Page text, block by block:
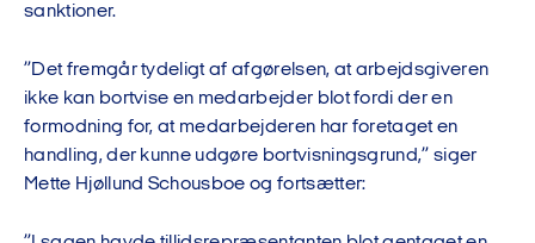
sanktioner.
”Det fremgår tydeligt af afgørelsen, at arbejdsgiveren
ikke kan bortvise en medarbejder blot fordi der en
formodning for, at medarbejderen har foretaget en
handling, der kunne udgøre bortvisningsgrund,” siger
Mette Hjøllund Schousboe og fortsætter: